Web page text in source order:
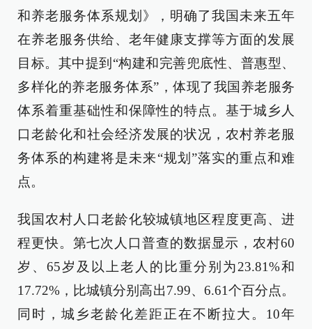
和养老服务体系规划》，明确了我国未来五年
在养老服务供给、老年健康支撑等方面的发展
目标。其中提到“构建和完善兜底性、普惠型、
多样化的养老服务体系”，体现了我国养老服务
体系着重基础性和保障性的特点。基于城乡人
口老龄化和社会经济发展的状况，农村养老服
务体系的构建将是未来“规划”落实的重点和难
点。
我国农村人口老龄化较城镇地区程度更高、进
程更快。第七次人口普查的数据显示，农村60
岁、65岁及以上老人的比重分别为23.81%和
17.72%，比城镇分别高出7.99、6.61个百分点。
同时，城乡老龄化差距正在不断拉大。10年